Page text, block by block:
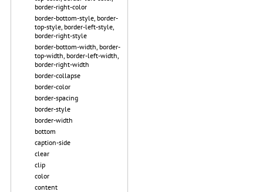
border-right-color
border-bottom-style, border-
top-style, border-left-style,
border-right-style
border-bottom-width, border-
top-width, border-left-width,
border-right-width
border-collapse
border-color
border-spacing
border-style
border-width
bottom
caption-side
clear
clip
color
content